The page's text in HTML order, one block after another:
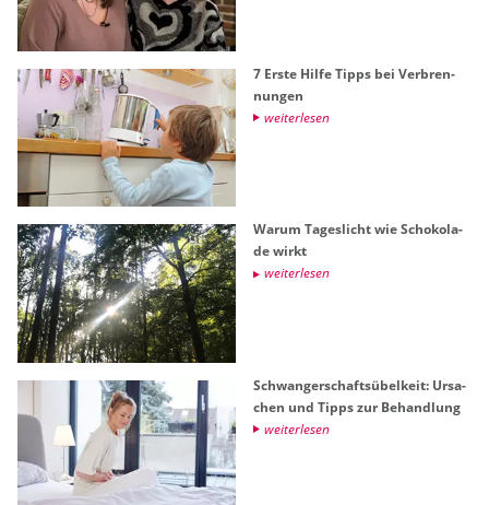
7 Erste Hilfe Tipps bei Ver­bren­
nun­gen
wei­ter­le­sen
Warum Ta­ges­licht wie Scho­ko­la­
de wirkt
wei­ter­le­sen
Schwan­ger­schafts­übel­keit: Ur­sa­
chen und Tipps zur Be­hand­lung
wei­ter­le­sen